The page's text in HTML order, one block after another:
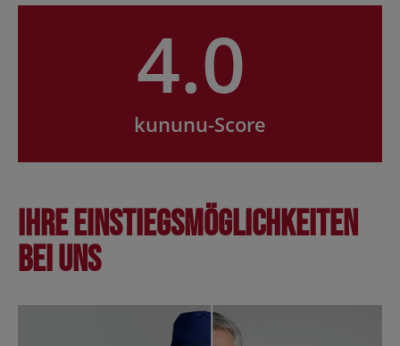
4.0
kununu-Score
Ihre Einstiegsmöglichkeiten
bei uns